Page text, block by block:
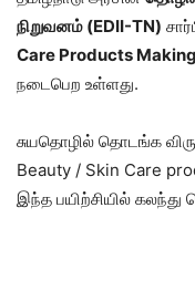
நிறுவனம் (EDII-TN)
Care Products Making
நடைபெற உள்ளது.
சுயதொழில் தொடங்க
Beauty / Skin Care
இந்த பயிற்சியில்